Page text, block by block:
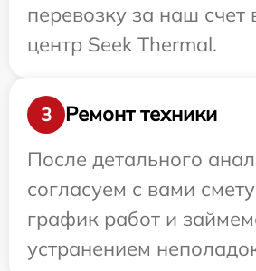
перевозку за наш счет
центр Seek Thermal.
3
Ремонт техники
После детального
согласуем с вами
график работ и
устранением